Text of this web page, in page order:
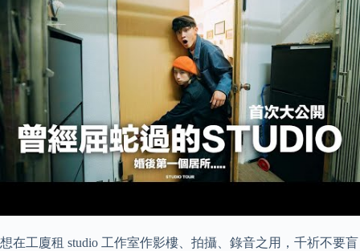
想在工廈租 studio 工作室作影樓、拍攝、錄音之用，千祈不要盲